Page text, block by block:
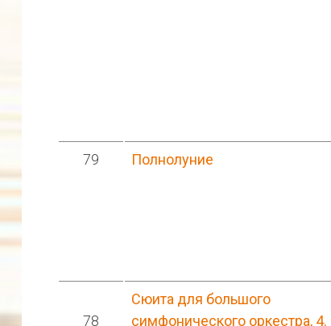
79 Полнолуние
78
Сюита для большого
симфонического оркестра, 4.